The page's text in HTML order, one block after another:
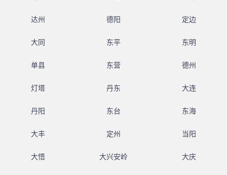
达州 德阳 定边
大同 东平 东明
单县 东营 德州
灯塔 丹东 大连
丹阳 东台 东海
大丰 定州 当阳
大悟 大兴安岭 大庆